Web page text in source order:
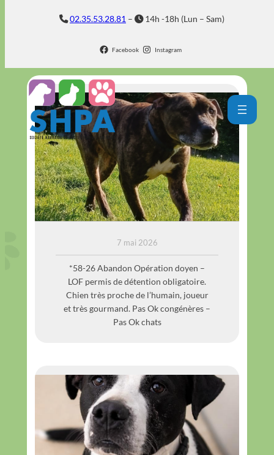
02.35.53.28.81 – 14h -18h (Lun – Sam)
Facebook Instagram
TCHYRO
7 mai 2026
*58-26 Abandon Opération doyen –
LOF permis de détention obligatoire.
Chien très proche de l’humain, joueur
et très gourmand. Pas Ok congénères –
Pas Ok chats